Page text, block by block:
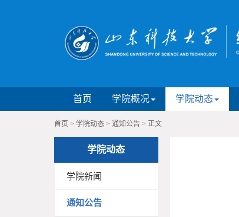
首页 学院概况 学院动态
首页 > 学院动态 > 通知公告 > 正文
学院动态
学院新闻
通知公告